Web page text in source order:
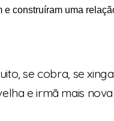
construíram uma
se cobra, se
e irmã mais